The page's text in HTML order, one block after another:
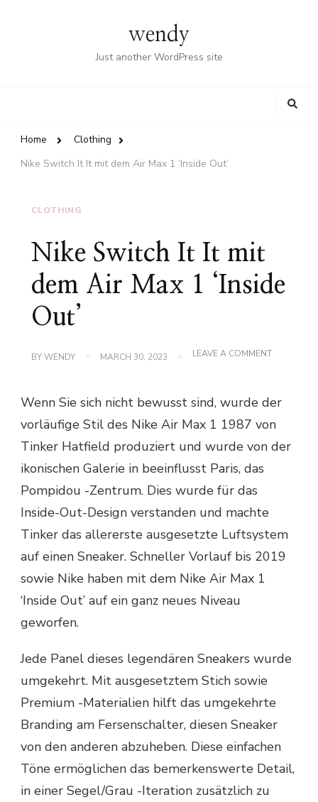
wendy
Just another WordPress site
Home
Clothing
Nike Switch It It mit dem Air Max 1 ‘Inside Out’
CLOTHING
Nike Switch It It mit
dem Air Max 1 ‘Inside
Out’
BYWENDY MARCH 30, 2023 LEAVE A COMMENTON
IT
DEM
MAX
Wenn Sie sich nicht bewusst sind, wurde der
vorläufige Stil des Nike Air Max 1 1987 von
Tinker Hatfield produziert und wurde von der
ikonischen Galerie in beeinflusst Paris, das
Pompidou -Zentrum. Dies wurde für das
Inside-Out-Design verstanden und machte
Tinker das allererste ausgesetzte Luftsystem
auf einen Sneaker. Schneller Vorlauf bis 2019
sowie Nike haben mit dem Nike Air Max 1
‘Inside Out’ auf ein ganz neues Niveau
geworfen.
Jede Panel dieses legendären Sneakers wurde
umgekehrt. Mit ausgesetztem Stich sowie
Premium -Materialien hilft das umgekehrte
Branding am Fersenschalter, diesen Sneaker
von den anderen abzuheben. Diese einfachen
Töne ermöglichen das bemerkenswerte Detail,
in einer Segel/Grau -Iteration zusätzlich zu